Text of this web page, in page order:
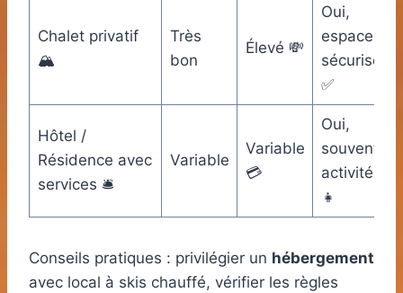
Chalet privatif
🏔️
Très
bon
Élevé 💸
Oui,
espace
sécurisé
✅
Hôtel /
Résidence avec
services 🛎️
Variable
Variable
💳
Oui,
souvent
activités
👧
Conseils pratiques : privilégier un hébergement
avec local à skis chauffé, vérifier les règles